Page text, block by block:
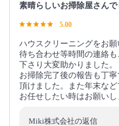
素晴らしいお掃除屋さんで
5.00
ハウスクリーニングをお願
待ち合わせ等時間の連絡
下さり大変助かりました。
お掃除完了後の報告も丁
頂けました。また年末な
お任せしたい時はお願いし
Miki株式会社の返信